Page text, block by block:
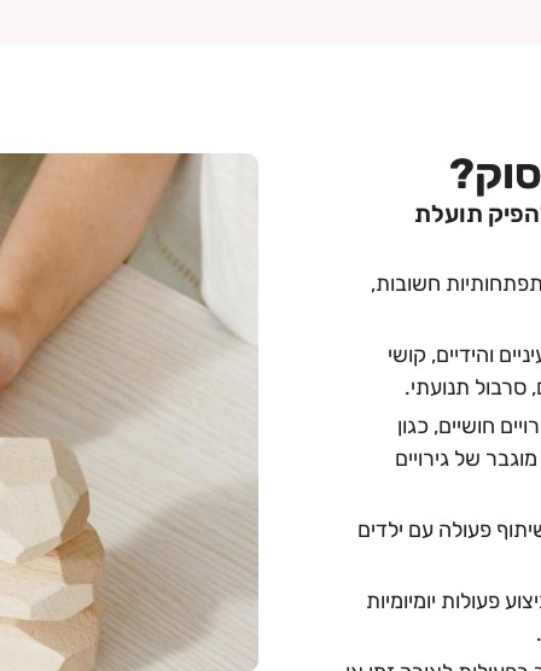
תועלת
חשובות,
והידיים, קושי
סרבול תנועתי.
חושיים, כגון
של גירויים
פעולה עם ילדים
פעולות יומיומיות